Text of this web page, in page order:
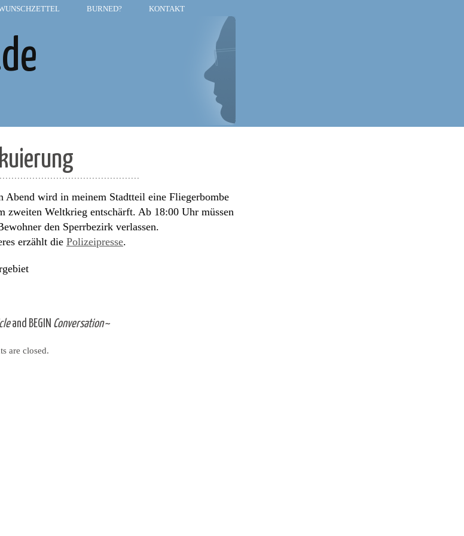
BURNED? KONTAKT
Abend wird in meinem Stadtteil eine Fliegerbombe
zweiten Weltkrieg entschärft. Ab 18:00 Uhr müssen
den Sperrbezirk verlassen.
erzählt die Polizeipresse.
and BEGIN Conversation~
are closed.